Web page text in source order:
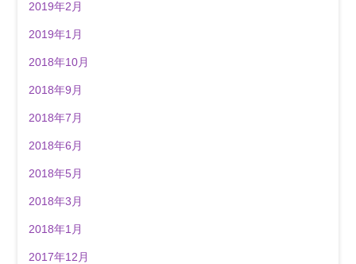
2019年2月
2019年1月
2018年10月
2018年9月
2018年7月
2018年6月
2018年5月
2018年3月
2018年1月
2017年12月